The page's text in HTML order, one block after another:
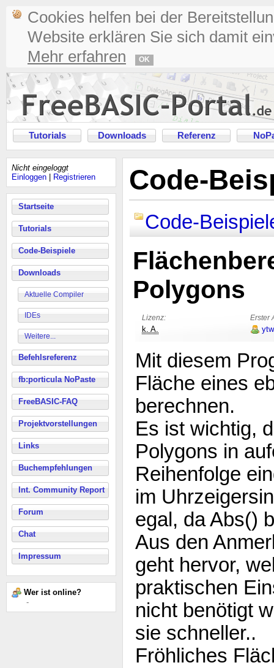
Cookies helfen bei der
Website erklären Sie sich damit
Mehr erfahren
OK
Tutorials Downloads Referenz
Nicht eingeloggt
Einloggen
Registrieren
Startseite
Tutorials
Code-Beispiele
Downloads
Aktuelle Compiler
IDEs
Weitere...
Befehlsreferenz
fb:porticula NoPaste
FreeBASIC-FAQ
Projektvorstellungen
Links
Buchempfehlungen
Int. Community Report
Forum
Chat
Impressum
Wer ist online?
-
Code-
Code-
Polygons
Lizenz: Erster
k. A.
Mit diesem
Fläche eines
berechnen.
Es ist wichtig,
Polygons in
Reihenfolge
im
egal, da Abs()
Aus den
geht hervor,
praktischen
nicht benötigt
sie schneller..
Fröhliches